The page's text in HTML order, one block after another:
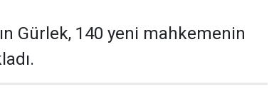
Gürlek, 140 yeni mahkemenin